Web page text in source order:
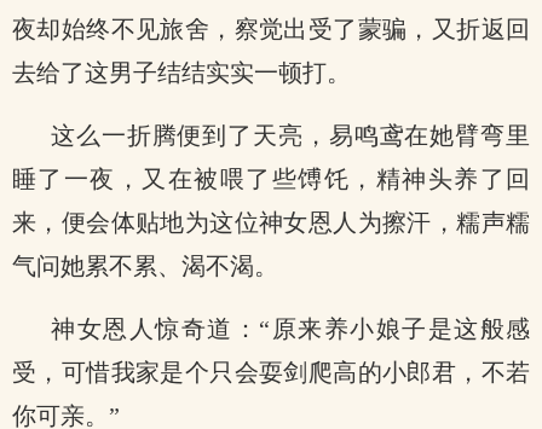
夜却始终不见旅舍，察觉出受了蒙骗，又折返回
去给了这男子结结实实一顿打。
这么一折腾便到了天亮，易鸣鸢在她臂弯里
睡了一夜，又在被喂了些馎饦，精神头养了回
来，便会体贴地为这位神女恩人为擦汗，糯声糯
气问她累不累、渴不渴。
神女恩人惊奇道：“原来养小娘子是这般感
受，可惜我家是个只会耍剑爬高的小郎君，不若
你可亲。”